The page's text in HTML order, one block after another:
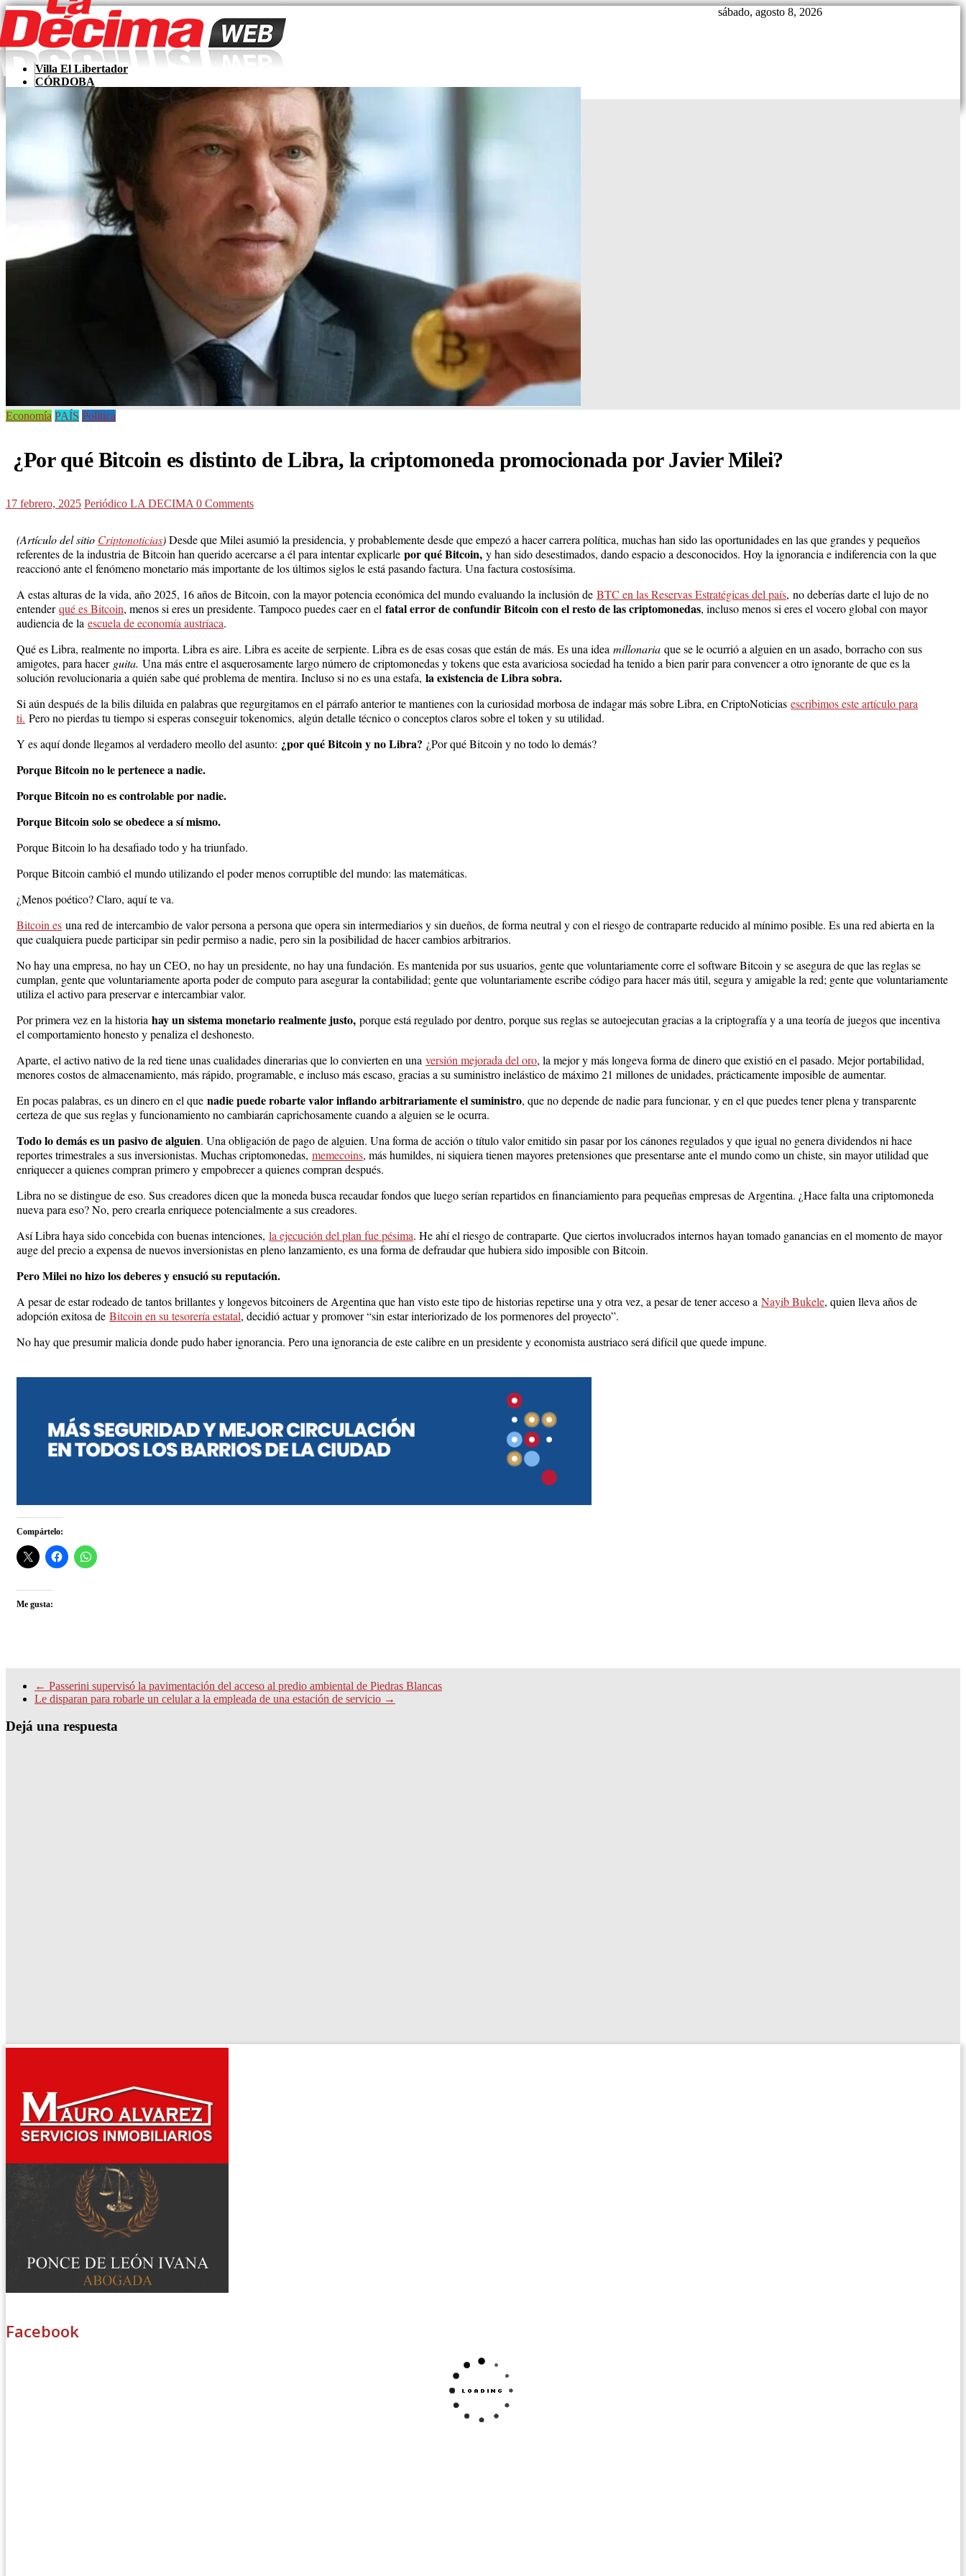
Skip
content
sábado, agosto 8, 2026
LaDecima
Villa El Libertador
CÓRDOBA
Zona Sur
Economía PAÍS Política
¿Por qué Bitcoin es distinto de Libra, la criptomoneda promocionada por Javier Milei?
17 febrero, 2025 Periódico LA DECIMA 0 Comments
(Artículo del sitio Criptonoticias)Desde que Milei asumió la presidencia, y probablemente desde que empezó a hacer carrera política, muchas han sido las oportunidades en las que grandes y pequeños
referentes de la industria de Bitcoin han querido acercarse a él para intentar explicarle por qué Bitcoin, y han sido desestimados, dando espacio a desconocidos. Hoy la ignorancia e indiferencia con la que
reaccionó ante el fenómeno monetario más importante de los últimos siglos le está pasando factura. Una factura costosísima.
A estas alturas de la vida, año 2025, 16 años de Bitcoin, con la mayor potencia económica del mundo evaluando la inclusión de BTC en las Reservas Estratégicas del país, no deberías darte el lujo de no
entender qué es Bitcoin, menos si eres un presidente. Tampoco puedes caer en el fatal error de confundir Bitcoin con el resto de las criptomonedas, incluso menos si eres el vocero global con mayor
audiencia de la escuela de economía austríaca.
Qué es Libra, realmente no importa. Libra es aire. Libra es aceite de serpiente. Libra es de esas cosas que están de más. Es una idea millonaria que se le ocurrió a alguien en un asado, borracho con sus
amigotes, para hacer guita. Una más entre el asquerosamente largo número de criptomonedas y tokens que esta avariciosa sociedad ha tenido a bien parir para convencer a otro ignorante de que es la
solución revolucionaria a quién sabe qué problema de mentira. Incluso si no es una estafa, la existencia de Libra sobra.
Si aún después de la bilis diluida en palabras que regurgitamos en el párrafo anterior te mantienes con la curiosidad morbosa de indagar más sobre Libra, en CriptoNoticias escribimos este artículo para
ti. Pero no pierdas tu tiempo si esperas conseguir tokenomics, algún detalle técnico o conceptos claros sobre el token y su utilidad.
Y es aquí donde llegamos al verdadero meollo del asunto: ¿por qué Bitcoin y no Libra? ¿Por qué Bitcoin y no todo lo demás?
Porque Bitcoin no le pertenece a nadie.
Porque Bitcoin no es controlable por nadie.
Porque Bitcoin solo se obedece a sí mismo.
Porque Bitcoin lo ha desafiado todo y ha triunfado.
Porque Bitcoin cambió el mundo utilizando el poder menos corruptible del mundo: las matemáticas.
¿Menos poético? Claro, aquí te va.
Bitcoin es una red de intercambio de valor persona a persona que opera sin intermediarios y sin dueños, de forma neutral y con el riesgo de contraparte reducido al mínimo posible. Es una red abierta en la
que cualquiera puede participar sin pedir permiso a nadie, pero sin la posibilidad de hacer cambios arbitrarios.
No hay una empresa, no hay un CEO, no hay un presidente, no hay una fundación. Es mantenida por sus usuarios, gente que voluntariamente corre el software Bitcoin y se asegura de que las reglas se
cumplan, gente que voluntariamente aporta poder de computo para asegurar la contabilidad; gente que voluntariamente escribe código para hacer más útil, segura y amigable la red; gente que voluntariamente
utiliza el activo para preservar e intercambiar valor.
Por primera vez en la historia hay un sistema monetario realmente justo, porque está regulado por dentro, porque sus reglas se autoejecutan gracias a la criptografía y a una teoría de juegos que incentiva
el comportamiento honesto y penaliza el deshonesto.
Aparte, el activo nativo de la red tiene unas cualidades dinerarias que lo convierten en una versión mejorada del oro, la mejor y más longeva forma de dinero que existió en el pasado. Mejor portabilidad,
menores costos de almacenamiento, más rápido, programable, e incluso más escaso, gracias a su suministro inelástico de máximo 21 millones de unidades, prácticamente imposible de aumentar.
En pocas palabras, es un dinero en el que nadie puede robarte valor inflando arbitrariamente el suministro, que no depende de nadie para funcionar, y en el que puedes tener plena y transparente
certeza de que sus reglas y funcionamiento no cambiarán caprichosamente cuando a alguien se le ocurra.
Todo lo demás es un pasivo de alguien. Una obligación de pago de alguien. Una forma de acción o título valor emitido sin pasar por los cánones regulados y que igual no genera dividendos ni hace
reportes trimestrales a sus inversionistas. Muchas criptomonedas, memecoins, más humildes, ni siquiera tienen mayores pretensiones que presentarse ante el mundo como un chiste, sin mayor utilidad que
enriquecer a quienes compran primero y empobrecer a quienes compran después.
Libra no se distingue de eso. Sus creadores dicen que la moneda busca recaudar fondos que luego serían repartidos en financiamiento para pequeñas empresas de Argentina. ¿Hace falta una criptomoneda
nueva para eso? No, pero crearla enriquece potencialmente a sus creadores.
Así Libra haya sido concebida con buenas intenciones, la ejecución del plan fue pésima. He ahí el riesgo de contraparte. Que ciertos involucrados internos hayan tomado ganancias en el momento de mayor
auge del precio a expensa de nuevos inversionistas en pleno lanzamiento, es una forma de defraudar que hubiera sido imposible con Bitcoin.
Pero Milei no hizo los deberes y ensució su reputación.
A pesar de estar rodeado de tantos brillantes y longevos bitcoiners de Argentina que han visto este tipo de historias repetirse una y otra vez, a pesar de tener acceso a Nayib Bukele, quien lleva años de
adopción exitosa de Bitcoin en su tesorería estatal, decidió actuar y promover “sin estar interiorizado de los pormenores del proyecto”.
No hay que presumir malicia donde pudo haber ignorancia. Pero una ignorancia de este calibre en un presidente y economista austriaco será difícil que quede impune.
Compártelo:
Me gusta:
← Passerini supervisó la pavimentación del acceso al predio ambiental de Piedras Blancas
Le disparan para robarle un celular a la empleada de una estación de servicio →
Dejá una respuesta
Facebook